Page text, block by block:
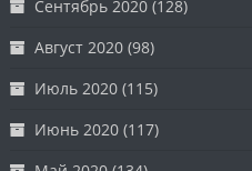
Сентябрь 2020 (128)
Август 2020 (98)
Июль 2020 (115)
Июнь 2020 (117)